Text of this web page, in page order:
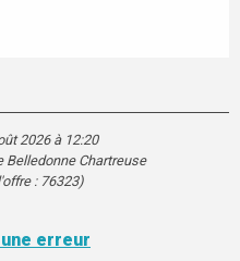
2026 à 12:20
Belledonne Chartreuse
: 76323)
erreur